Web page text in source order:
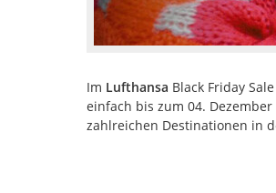
Im Lufthansa Black Friday
einfach bis zum 04.
zahlreichen Destinationen in